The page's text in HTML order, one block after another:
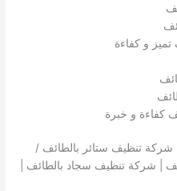
و كفاءة
كفاءة و خبرة
تنظيف ستائر بالطائف /
| شركة تنظيف سجاد بالطائف |